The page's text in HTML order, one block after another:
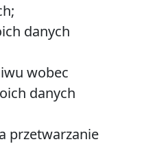
danych
wobec
danych
przetwarzanie